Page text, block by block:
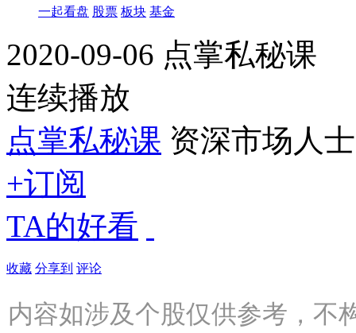
一起看盘 股票 板块 基金
2020-09-06 点掌私秘课
连续播放
点掌私秘课 资深市场人士
+订阅
TA的好看
收藏 分享到 评论
内容如涉及个股仅供参考，不